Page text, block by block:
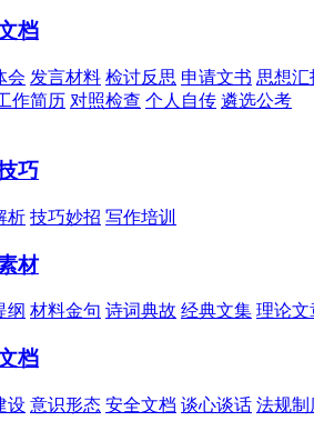
档
会 发言材料 检讨反思 申请文书 思想汇
作简历 对照检查 个人自传 遴选公考
巧
析 技巧妙招 写作培训
材
纲 材料金句 诗词典故 经典文集 理论文
档
设 意识形态 安全文档 谈心谈话 法规制